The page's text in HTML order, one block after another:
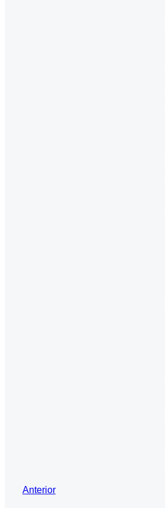
Anterior